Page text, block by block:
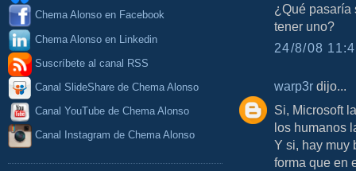
Chema Alonso en Facebook
Chema Alonso en Linkedin
Suscríbete al canal RSS
Canal SlideShare de Chema Alonso
Canal YouTube de Chema Alonso
Canal Instagram de Chema Alonso
¿Qué pasaría
tener uno?
24/8/08
warp3r dijo...
Si, Microsoft
los humanos
Y si, hay muy
forma que en